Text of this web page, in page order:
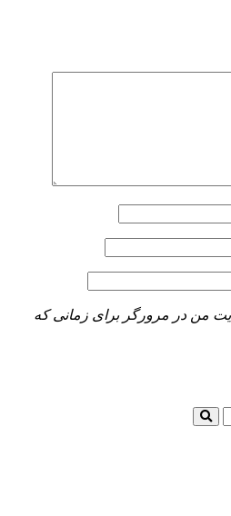
من در مرورگر برای زمانی که